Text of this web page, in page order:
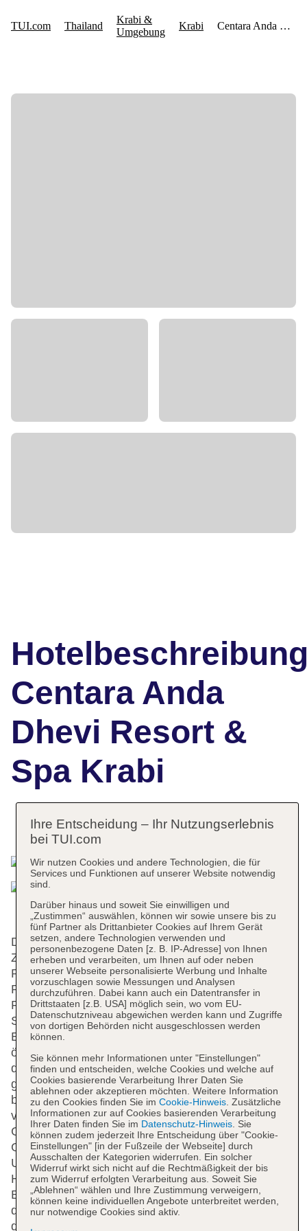
Centara Anda
Dhevi Resort &
Spa Krabi
Das bietet Ihre Unterkunft
Das Hotel mit einem Aufzug verfügt über 135
Zimmer. Englisch- und französischsprachiges
Personal an der rund um die Uhr besetzten
Rezeption im Empfangsbereich ist gerne bei allen
Fragen behilflich. Eine Gepäckaufbewahrung, ein
Safe und eine Wechselstube gehören zur
Einrichtung der Unterbringung. WLAN ist in den
öffentlichen Bereichen verfügbar. Hilfestellung bei
der Buchung von Ausflügen wird am Tourdesk
geboten. Das Haus verfügt über eine Reihe von
behindertengerechten Annehmlichkeiten. Das Hotel
verfügt über rollstuhlgerechte Einrichtungen.
Geschäfte sind ebenfalls vorhanden. Ein schöner
Garten und ein Spielplatz gehören zum Gelände der
Unterbringung. Zu den weiteren Einrichtungen des
Hauses zählen ein TV-Raum und ein Spielzimmer.
Bei einer Anreise mit dem Auto können die Gäste
dieses in einer Garage (gegen Gebühr) oder auf
dem Parkplatz parken. Unter den weiteren
Ihre Entscheidung – Ihr Nutzungserlebnis
bei TUI.com
Wir nutzen Cookies und andere Technologien, die für
Services und Funktionen auf unserer Website notwendig
sind.
Darüber hinaus und soweit Sie einwilligen und
„Zustimmen“ auswählen, können wir sowie unsere bis zu
fünf Partner als Drittanbieter Cookies auf Ihrem Gerät
setzen, andere Technologien verwenden und
personenbezogene Daten [z. B. IP-Adresse] von Ihnen
erheben und verarbeiten, um Ihnen auf oder neben
unserer Webseite personalisierte Werbung und Inhalte
vorzuschlagen sowie Messungen und Analysen
durchzuführen. Dabei kann auch ein Datentransfer in
Drittstaaten [z.B. USA] möglich sein, wo vom EU-
Datenschutzniveau abgewichen werden kann und Zugriffe
von dortigen Behörden nicht ausgeschlossen werden
können.
Sie können mehr Informationen unter "Einstellungen"
finden und entscheiden, welche Cookies und welche auf
Cookies basierende Verarbeitung Ihrer Daten Sie
ablehnen oder akzeptieren möchten. Weitere Information
zu den Cookies finden Sie im Cookie-Hinweis. Zusätzliche
Informationen zur auf Cookies basierenden Verarbeitung
Ihrer Daten finden Sie im Datenschutz-Hinweis. Sie
können zudem jederzeit Ihre Entscheidung über "Cookie-
Einstellungen" [in der Fußzeile der Webseite] durch
Ausschalten der Kategorien widerrufen. Ein solcher
Widerruf wirkt sich nicht auf die Rechtmäßigkeit der bis
zum Widerruf erfolgten Verarbeitung aus. Soweit Sie
„Ablehnen“ wählen und Ihre Zustimmung verweigern,
können keine individuellen Angebote unterbreitet werden,
nur notwendige Cookies sind aktiv.